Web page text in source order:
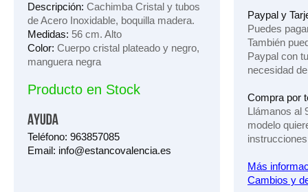
Descripción: Cachimba Cristal y tubos
de Acero Inoxidable, boquilla madera.
Medidas: 56 cm. Alto
Color: Cuerpo cristal plateado y negro,
manguera negra
Producto en Stock
Teléfono: 963857085
Email: info@estancovalencia.es
Paypal y
Puedes
También
Paypal con
necesidad
Compra por
Llámanos al
modelo
Más
Cambios y